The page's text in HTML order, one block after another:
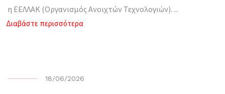
η ΕΕΛΛΑΚ (Οργανισμός Ανοιχτών Τεχνολογιών). ...
Διαβάστε περισσότερα
18/06/2026